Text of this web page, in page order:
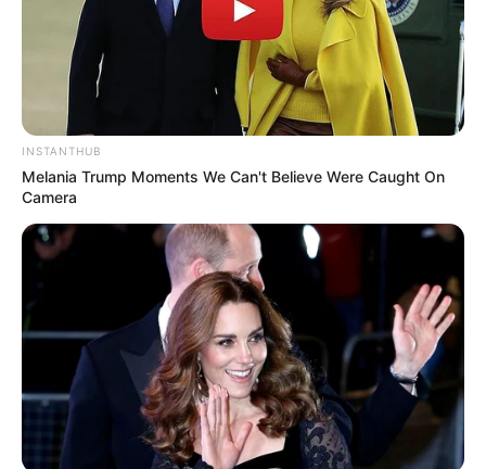
INSTANTHUB
Melania Trump Moments We Can't Believe Were Caught On
Camera